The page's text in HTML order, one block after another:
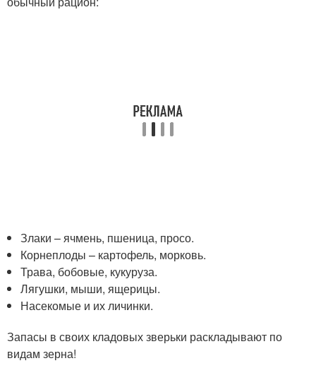
Злаки – ячмень, пшеница, просо.
Корнеплоды – картофель, морковь.
Трава, бобовые, кукуруза.
Лягушки, мыши, ящерицы.
Насекомые и их личинки.
Запасы в своих кладовых зверьки раскладывают по
видам зерна!